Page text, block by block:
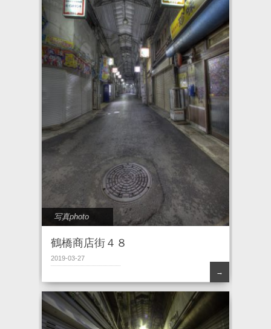
写真photo
鶴橋商店街４８
2019-03-27
→